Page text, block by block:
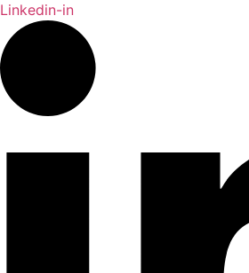
Linkedin-in